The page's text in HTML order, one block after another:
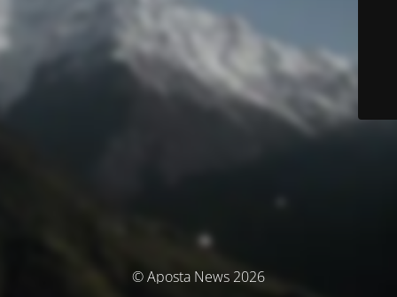
© Aposta News 2026